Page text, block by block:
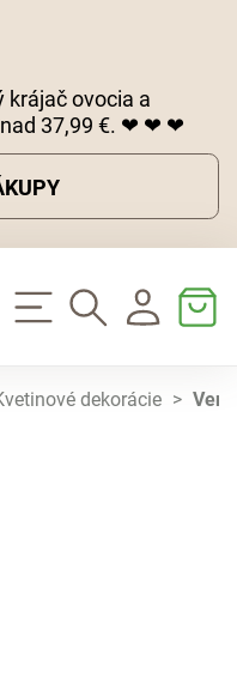
krájač ovocia a
nad 37,99 €. ❤ ❤ ❤
dekorácie >